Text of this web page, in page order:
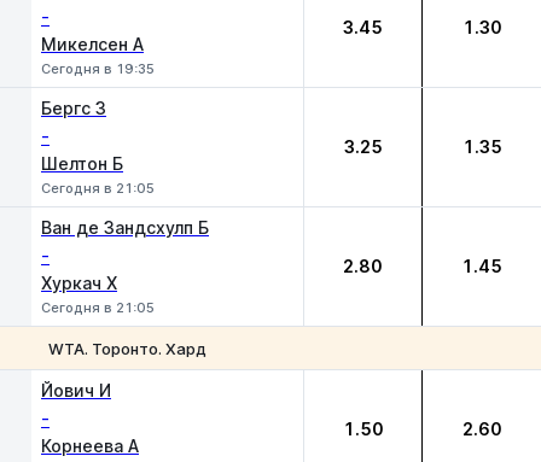
-
Микелсен А
Сегодня в 19:35
3.45 1.30
Бергс З
-
Шелтон Б
Сегодня в 21:05
3.25 1.35
Ван де Зандсхулп Б
-
Хуркач Х
Сегодня в 21:05
2.80 1.45
WTA. Торонто. Хард
Йович И
-
Корнеева А
1.50 2.60